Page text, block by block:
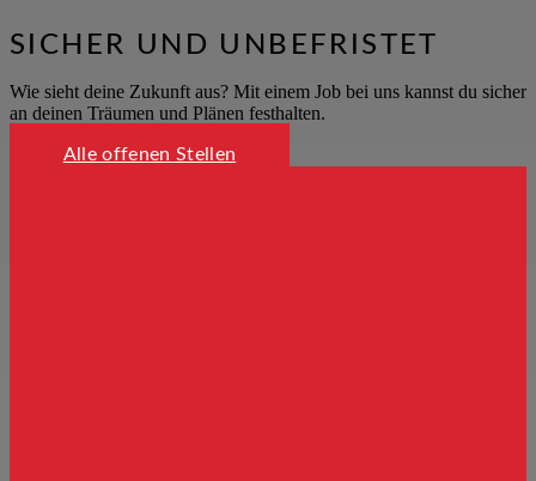
SICHER UND UNBEFRISTET
Wie sieht deine Zukunft aus? Mit einem Job bei uns kannst du sicher
an deinen Träumen und Plänen festhalten.
Alle offenen Stellen